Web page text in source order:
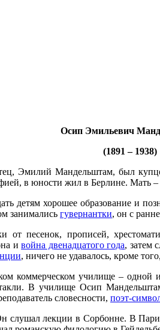
Осип Эмильевич
(1891 – 1938)
Эмилий Мандельштам, был
в юности жил в Берлине. Мать
детям хорошее образование и
занимались гувернантки, он с
песенок, прописей,
ивойна двенадцатого года, затем
, ничего не удавалось, кроме
коммерческом училище – одной
В училище Осип
словесности, поэт-
слушал лекции в Сорбонне. В